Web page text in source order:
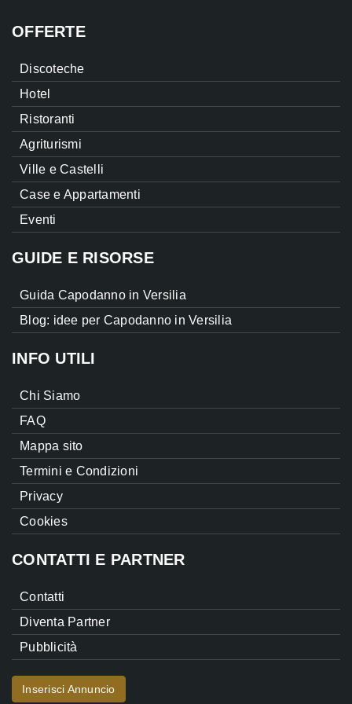
OFFERTE
Discoteche
Hotel
Ristoranti
Agriturismi
Ville e Castelli
Case e Appartamenti
Eventi
GUIDE E RISORSE
Guida Capodanno in Versilia
Blog: idee per Capodanno in Versilia
INFO UTILI
Chi Siamo
FAQ
Mappa sito
Termini e Condizioni
Privacy
Cookies
CONTATTI E PARTNER
Contatti
Diventa Partner
Pubblicità
Inserisci Annuncio